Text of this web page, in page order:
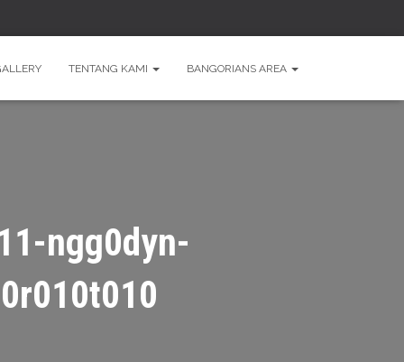
TENTANG KAMI BANGORIANS AREA
ngg0dyn-